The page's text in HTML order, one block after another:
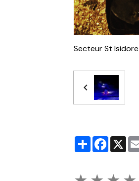
Secteur St Isidore
Partager X